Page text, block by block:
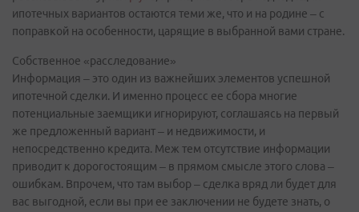
ипотечных вариантов остаются теми же, что и на родине – с
поправкой на особенности, царящие в выбранной вами стране.
Собственное «расследование»
Информация – это один из важнейших элементов успешной
ипотечной сделки. И именно процесс ее сбора многие
потенциальные заемщики игнорируют, соглашаясь на первый
же предложенный вариант – и недвижимости, и
непосредственно кредита. Меж тем отсутствие информации
приводит к дорогостоящим – в прямом смысле этого слова –
ошибкам. Впрочем, что там выбор – сделка вряд ли будет для
вас выгодной, если вы при ее заключении не будете знать, о